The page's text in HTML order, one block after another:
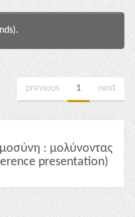
previous 1 next
: μολύνοντας
presentation)